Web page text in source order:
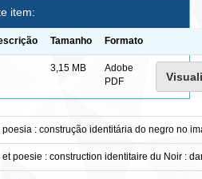
item:
Tamanho Formato
3,15 MB
Adobe
PDF
poesia : construção identitária do negro no
et poesie : construction identitaire du Noir :